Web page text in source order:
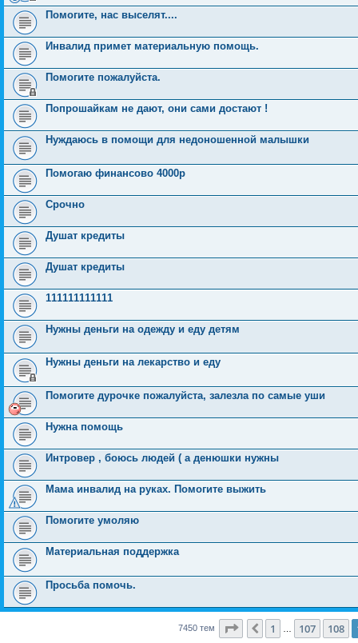
Помогите, нас выселят....
Инвалид примет материальную помощь.
Помогите пожалуйста.
Попрошайкам не дают, они сами достают !
Нуждаюсь в помощи для недоношенной малышки
Помогаю финансово 4000р
Срочно
Душат кредиты
Душат кредиты
111111111111
Нужны деньги на одежду и еду детям
Нужны деньги на лекарство и еду
Помогите дурочке пожалуйста, залезла по самые уши
Нужна помощь
Интровер , боюсь людей ( а денюшки нужны
Мама инвалид на руках. Помогите выжить
Помогите умоляю
Материальная поддержка
Просьба помочь.
7450 тем Страница 109из 149
Пред.
1 107 108